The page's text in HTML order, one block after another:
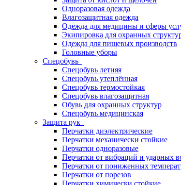
Одноразовая одежда
Влагозащитная одежда
Одежда для медицины и сферы
Экипировка для охранных
Одежда для пищевых производств
Головные уборы
Спецобувь
Спецобувь летняя
Спецобувь утеплённая
Спецобувь термостойкая
Спецобувь влагозащитная
Обувь для охранных структур
Спецобувь медицинская
Защита рук
Перчатки диэлектрические
Перчатки механически стойкие
Перчатки одноразовые
Перчатки от вибраций и ударных
Перчатки от пониженных
Перчатки от порезов
Перчатки химически стойкие